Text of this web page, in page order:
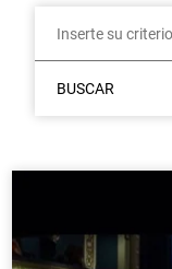
BUSCAR